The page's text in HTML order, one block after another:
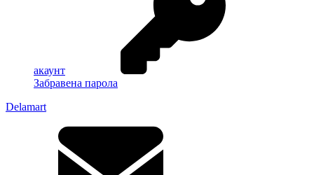
акаунт
Забравена парола
Delamart